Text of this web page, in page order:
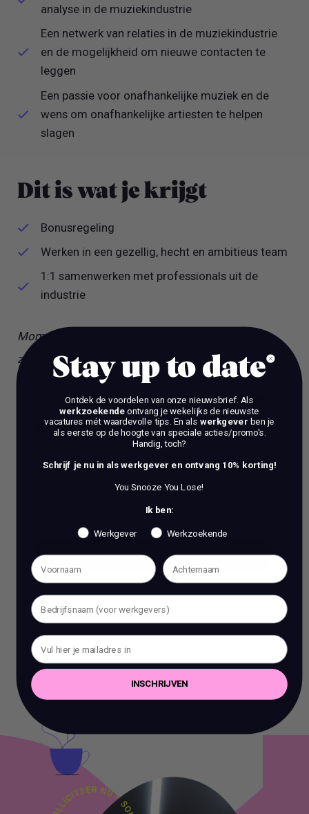
analyse in de muziekindustrie
Een netwerk van relaties in de muziekindustrie
en de mogelijkheid om nieuwe contacten te
leggen
Een passie voor onafhankelijke muziek en de
wens om onafhankelijke artiesten te helpen
slagen
Dit is wat je krijgt
Bonusregeling
Werken in een gezellig, hecht en ambitieus team
1:1 samenwerken met professionals uit de
industrie
Momenteel werken wij vanuit Rotterdam, dit jaar
zullen wij verhuizen naar Amsterdam.
Work Talks
Ben je op zoek naar meer dan alleen reguliere
coaching? Bij ons, Vacature Via, kun je dan in
gesprek met 1 van onze experts.
BOEK EEN 70 MIN CONSULT
BOEK EEN 70 MIN CONSULT
Het is verboden om zonder voorafgaande schriftelijke
toestemming content en informatie van deze website te kopiëren,
te reproduceren of te gebruiken voor commerciële doeleinden.
Stay up to date
Ontdek de voordelen van onze nieuwsbrief. Als
werkzoekendeontvang je wekelijks de nieuwste
vacatures mét waardevolle tips. En als werkgever ben je
als eerste op de hoogte van speciale acties/promo's.
Handig, toch?
Schrijf je nu in als werkgever en ontvang 10% korting!
You Snooze You Lose!
Ik ben:
Werkgever Werkzoekende
INSCHRIJVEN